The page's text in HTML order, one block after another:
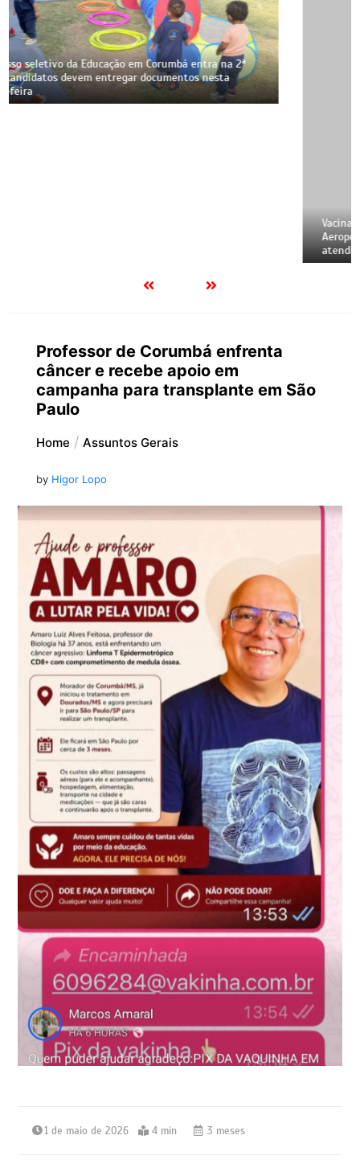
Professor de Corumbá enfrenta
câncer e recebe apoio em
campanha para transplante em São
Paulo
Home Assuntos Gerais
by Higor Lopo
1 de maio de 2026 4 min 3 meses